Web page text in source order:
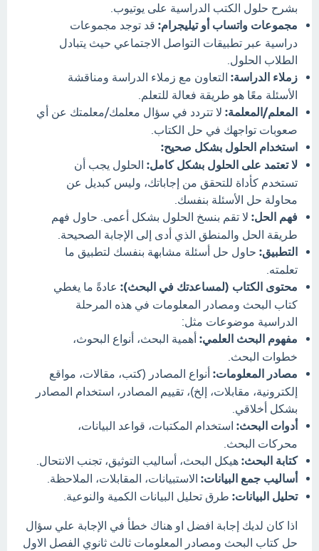
بشرح حلول الكتب الدراسية على يوتيوب.
مجموعات واتساب أو تيليجرام: قد توجد مجموعات
دراسية عبر تطبيقات التواصل الاجتماعي حيث يتبادل
الطلاب الحلول.
زملاء الدراسة: التعاون مع زملاء الدراسة ومناقشة
الأسئلة معًا هو طريقة فعالة للتعلم.
المعلم/المعلمة: لا تتردد في سؤال معلمك/معلمتك عن أي
صعوبات تواجهك في حل الكتاب.
استخدام الحلول بشكل صحيح:
لا تعتمد على الحلول بشكل كامل: الحلول يجب أن
تستخدم كأداة للتحقق من إجاباتك، وليس كبديل عن
محاولة حل الأسئلة بنفسك.
فهم الحل: لا تقم بنسخ الحلول بشكل أعمى. حاول فهم
طريقة الحل والمنطق الذي أدى إلى الإجابة الصحيحة.
التطبيق: حاول حل أسئلة مشابهة بنفسك لتطبيق ما
تعلمته.
محتوى الكتاب (لمساعدتك في البحث): عادةً ما يغطي
كتاب البحث ومصادر المعلومات في هذه المرحلة
الدراسية موضوعات مثل:
مفهوم البحث العلمي: أهمية البحث، أنواع البحوث،
خطوات البحث.
مصادر المعلومات: أنواع المصادر (كتب، مقالات، مواقع
إلكترونية، مقابلات، إلخ)، تقييم المصادر، استخدام المصادر
بشكل أخلاقي.
أدوات البحث: استخدام المكتبات، قواعد البيانات،
محركات البحث.
كتابة البحث: هيكل البحث، أساليب التوثيق، تجنب الانتحال.
أساليب جمع البيانات: الاستبيانات، المقابلات، الملاحظة.
تحليل البيانات: طرق تحليل البيانات الكمية والنوعية.
اذا كان لديك إجابة افضل او هناك خطأ في الإجابة علي سؤال
حل كتاب البحث ومصادر المعلومات ثالث ثانوي الفصل الاول